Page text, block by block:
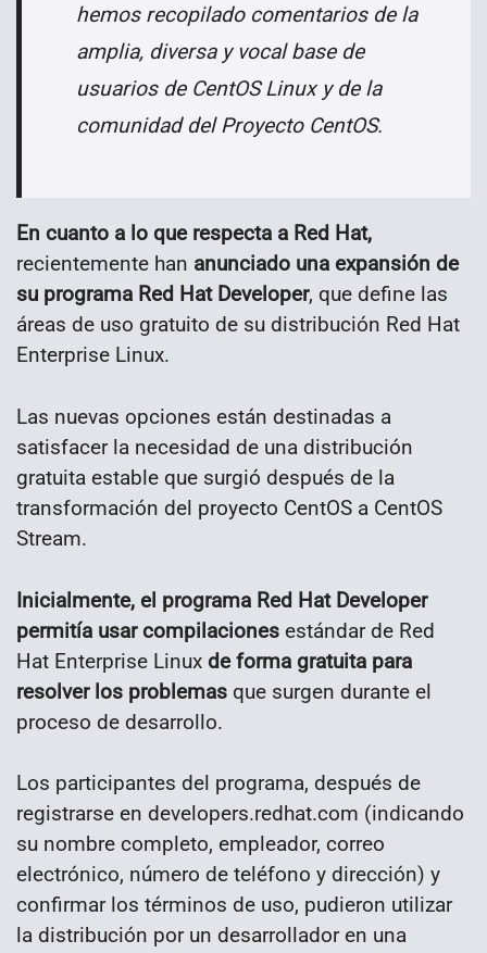
hemos recopilado comentarios de la
amplia, diversa y vocal base de
usuarios de CentOS Linux y de la
comunidad del Proyecto CentOS.
En cuanto a lo que respecta a Red Hat,
recientemente han anunciado una expansión de
su programa Red Hat Developer, que define las
áreas de uso gratuito de su distribución Red Hat
Enterprise Linux.
Las nuevas opciones están destinadas a
satisfacer la necesidad de una distribución
gratuita estable que surgió después de la
transformación del proyecto CentOS a CentOS
Stream.
Inicialmente, el programa Red Hat Developer
permitía usar compilaciones estándar de Red
Hat Enterprise Linux de forma gratuita para
resolver los problemas que surgen durante el
proceso de desarrollo.
Los participantes del programa, después de
registrarse en developers.redhat.com (indicando
su nombre completo, empleador, correo
electrónico, número de teléfono y dirección) y
confirmar los términos de uso, pudieron utilizar
la distribución por un desarrollador en una